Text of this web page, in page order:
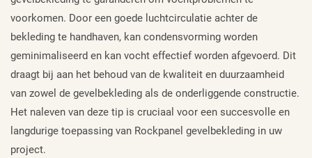
voorkomen. Door een goede luchtcirculatie achter de
bekleding te handhaven, kan condensvorming worden
geminimaliseerd en kan vocht effectief worden afgevoerd. Dit
draagt bij aan het behoud van de kwaliteit en duurzaamheid
van zowel de gevelbekleding als de onderliggende constructie.
Het naleven van deze tip is cruciaal voor een succesvolle en
langdurige toepassing van Rockpanel gevelbekleding in uw
project.